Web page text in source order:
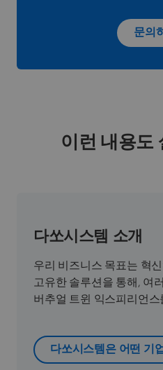
문의
이런 내용도
다쏘시스템 소개
우리 비즈니스 목표는 혁
고유한 솔루션을 통해, 여
버추얼 트윈 익스피리언
다쏘시스템은 어떤 기